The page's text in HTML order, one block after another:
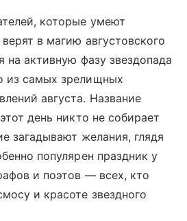
которые умеют
в магию августовского
на активную фазу звездопада
из самых зрелищных
августа. Название
день никто не собирает
загадывают желания, глядя
популярен праздник у
и поэтов — всех, кто
и красоте звездного